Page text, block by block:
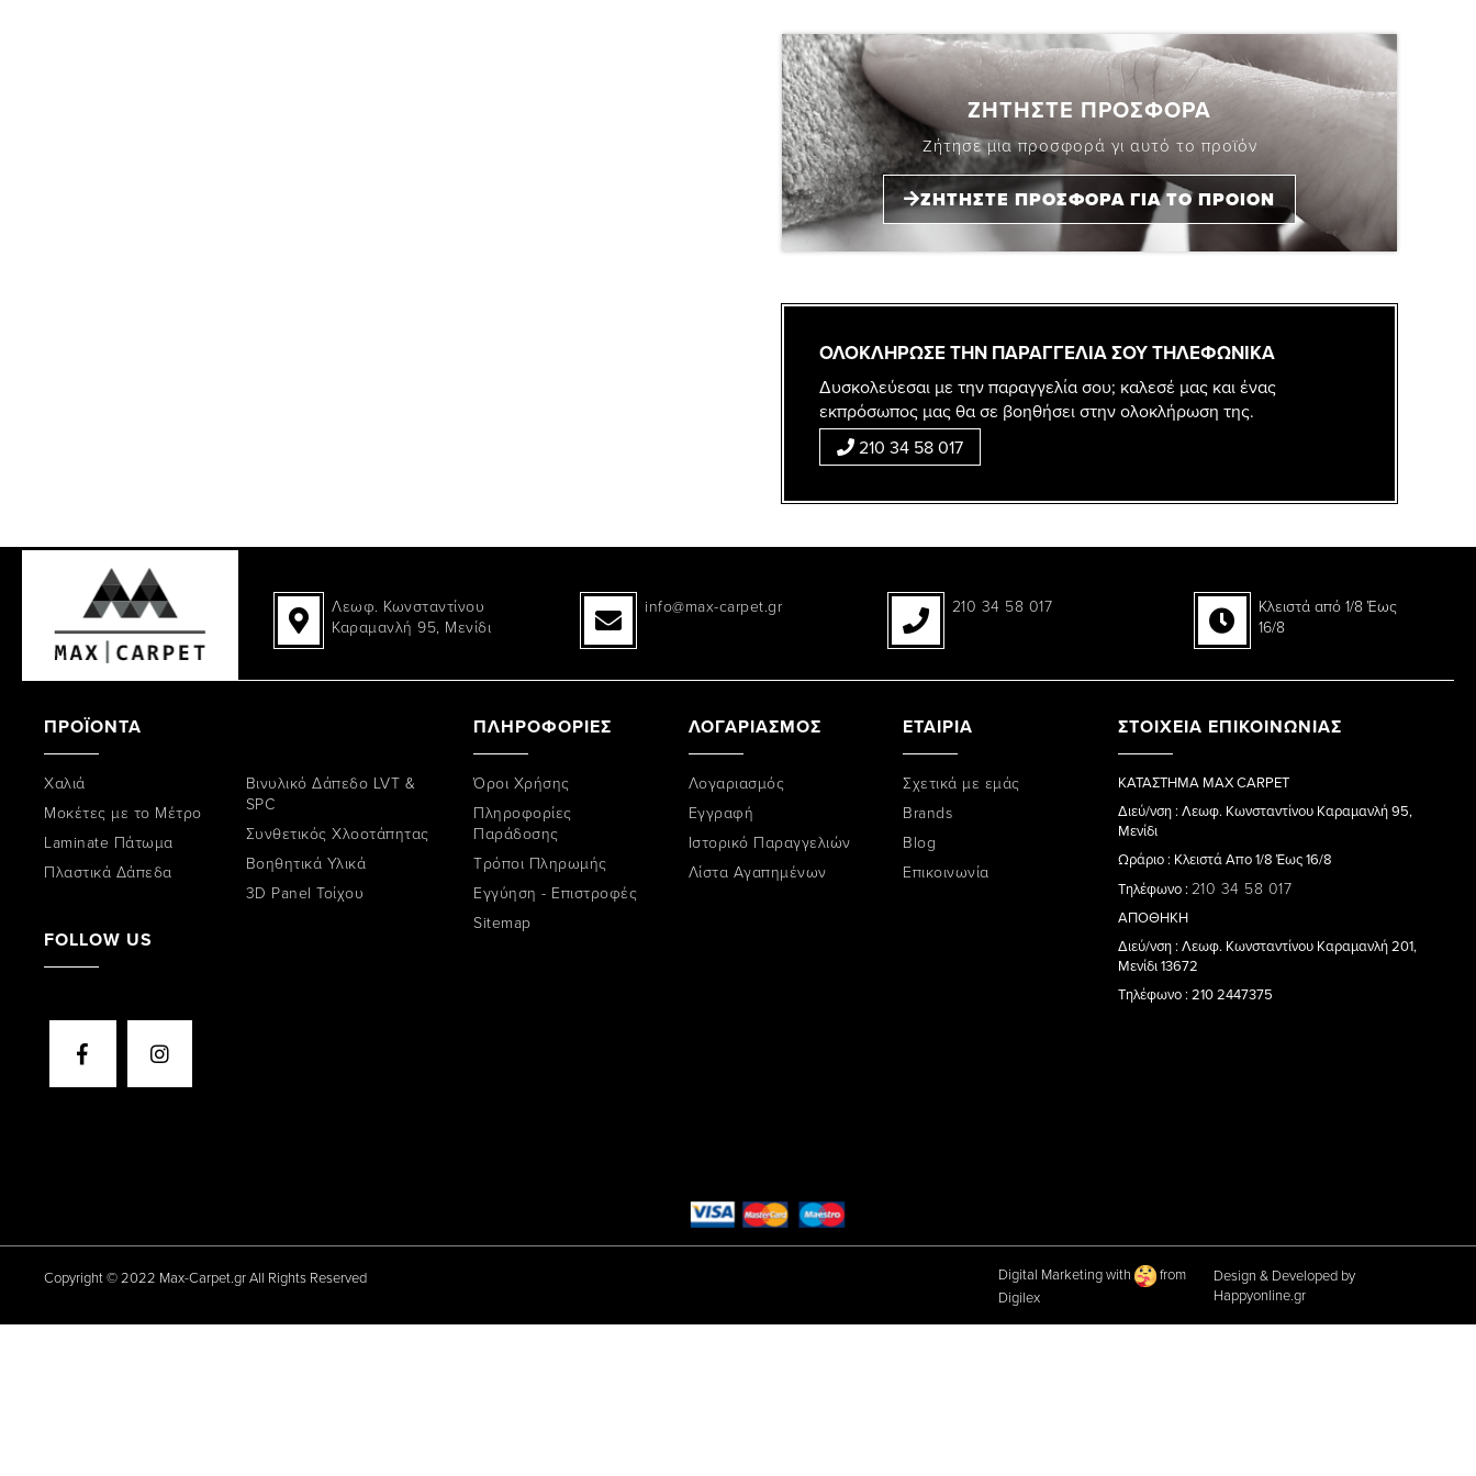
ΖΗΤΗΣΤΕ ΠΡΟΣΦΟΡΑ
Ζήτησε μια προσφορά γι αυτό το προϊόν
ΖΗΤΗΣΤΕ ΠΡΟΣΦΟΡΑ ΓΙΑ ΤΟ ΠΡΟΙΟΝ
ΟΛΟΚΛΗΡΩΣΕ ΤΗΝ ΠΑΡΑΓΓΕΛΙΑ ΣΟΥ ΤΗΛΕΦΩΝΙΚΑ
Δυσκολεύεσαι με την παραγγελία σου; καλεσέ μας και ένας
εκπρόσωπος μας θα σε βοηθήσει στην ολοκλήρωση της.
210 34 58 017
Λεωφ. Κωνσταντίνου
Καραμανλή 95, Μενίδι
info@max-carpet.gr 210 34 58 017
Κλειστά από 1/8 Έως
16/8
ΠΡΟΪΟΝΤΑ
Χαλιά
Μοκέτες με το Μέτρο
Laminate Πάτωμα
Πλαστικά Δάπεδα
Βινυλικό Δάπεδο LVT &
SPC
Συνθετικός Χλοοτάπητας
Βοηθητικά Υλικά
3D Panel Τοίχου
FOLLOW US
ΠΛΗΡΟΦΟΡΙΕΣ
Όροι Χρήσης
Πληροφορίες
Παράδοσης
Tρόποι Πληρωμής
Εγγύηση - Επιστροφές
Sitemap
ΛΟΓΑΡΙΑΣΜΟΣ
Λογαριασμός
Εγγραφή
Ιστορικό Παραγγελιών
Λίστα Αγαπημένων
ΕΤΑΙΡΙΑ
Σχετικά με εμάς
Brands
Blog
Επικοινωνία
ΣΤΟΙΧΕΙΑ ΕΠΙΚΟΙΝΩΝΙΑΣ
ΚΑΤΑΣΤΗΜΑ MAX CARPET
Διεύ/νση : Λεωφ. Κωνσταντίνου Καραμανλή 95,
Μενίδι
Ωράριο : Κλειστά Απο 1/8 Έως 16/8
Τηλέφωνο : 210 34 58 017
ΑΠΟΘΗΚΗ
Διεύ/νση : Λεωφ. Κωνσταντίνου Καραμανλή 201,
Μενίδι 13672
Τηλέφωνο : 210 2447375
Copyright © 2022 Max-Carpet.gr All Rights Reserved Digital Marketing with
from
Digilex
Design & Developed by
Happyonline.gr